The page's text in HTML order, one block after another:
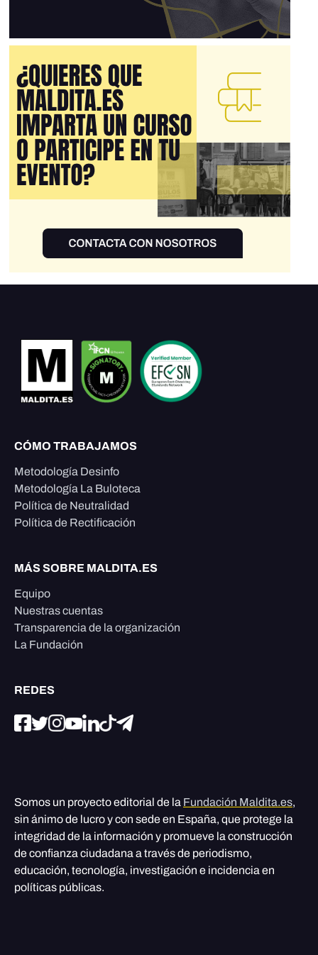
CÓMO TRABAJAMOS
Metodología Desinfo
Metodología La Buloteca
Política de Neutralidad
Política de Rectificación
MÁS SOBRE MALDITA.ES
Equipo
Nuestras cuentas
Transparencia de la organización
La Fundación
REDES
Somos un proyecto editorial de la Fundación Maldita.es,
sin ánimo de lucro y con sede en España, que protege la
integridad de la información y promueve la construcción
de confianza ciudadana a través de periodismo,
educación, tecnología, investigación e incidencia en
políticas públicas.